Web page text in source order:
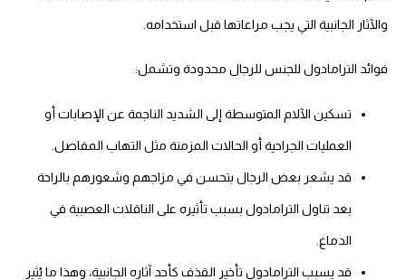
والآثار الجانبية التي يجب مراعاتها قبل استخدامه.
فوائد الترامادول للجنس للرجال محدودة وتشمل:
تسكين الآلام المتوسطة ​​إلى الشديد الناجمة عن الإصابات أو
العمليات الجراحية أو الحالات المزمنة مثل التهاب المفاصل.
قد يشعر بعض الرجال بتحسن في مزاجهم وشعورهم بالراحة
بعد تناول الترامادول بسبب تأثيره على الناقلات العصبية في
الدماغ.
قد يسبب الترامادول تأخير القذف كأحد آثاره الجانبية، وهذا ما يُثير